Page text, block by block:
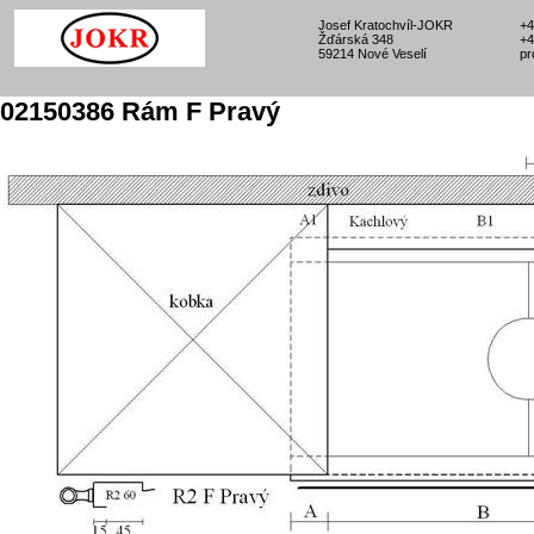
Josef Kratochvíl-JOKR
Žďárská 348
59214 Nové Veselí
02150386 Rám F Pravý